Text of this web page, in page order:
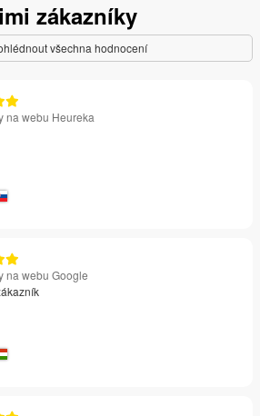
zákazníky
všechna hodnocení
na webu Heureka
na webu Google